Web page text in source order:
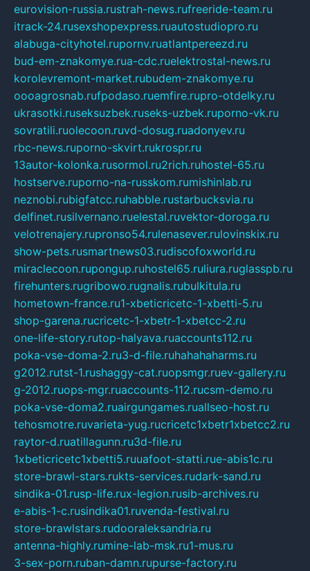
eurovision-russia.rustrah-news.rufreeride-team.ru
itrack-24.rusexshopexpress.ruautostudiopro.ru
alabuga-cityhotel.rupornv.ruatlantpereezd.ru
bud-em-znakomye.rua-cdc.ruelektrostal-news.ru
korolevremont-market.rubudem-znakomye.ru
oooagrosnab.rufpodaso.ruemfire.rupro-otdelky.ru
ukrasotki.ruseksuzbek.ruseks-uzbek.ruporno-vk.ru
sovratili.ruolecoon.ruvd-dosug.ruadonyev.ru
rbc-news.ruporno-skvirt.rukrospr.ru
13autor-kolonka.rusormol.ru2rich.ruhostel-65.ru
hostserve.ruporno-na-russkom.rumishinlab.ru
neznobi.rubigfatcc.ruhabble.rustarbucksvia.ru
delfinet.rusilvernano.ruelestal.ruvektor-doroga.ru
velotrenajery.rupronso54.rulenasever.rulovinskix.ru
show-pets.rusmartnews03.rudiscofoxworld.ru
miraclecoon.rupongup.ruhostel65.ruliura.ruglasspb.ru
firehunters.rugribowo.rugnalis.rubulkitula.ru
hometown-france.ru1-xbeticricetc-1-xbetti-5.ru
shop-garena.rucricetc-1-xbetr-1-xbetcc-2.ru
one-life-story.rutop-halyava.ruaccounts112.ru
poka-vse-doma-2.ru3-d-file.ruhahahaharms.ru
g2012.rutst-1.rushaggy-cat.ruopsmgr.ruev-gallery.ru
g-2012.ruops-mgr.ruaccounts-112.rucsm-demo.ru
poka-vse-doma2.ruairgungames.ruallseo-host.ru
tehosmotre.ruvarieta-yug.rucricetc1xbetr1xbetcc2.ru
raytor-d.ruatillagunn.ru3d-file.ru
1xbeticricetc1xbetti5.ruuafoot-statti.rue-abis1c.ru
store-brawl-stars.rukts-services.rudark-sand.ru
sindika-01.rusp-life.rux-legion.rusib-archives.ru
e-abis-1-c.rusindika01.ruvenda-festival.ru
store-brawlstars.rudooraleksandria.ru
antenna-highly.rumine-lab-msk.ru1-mus.ru
3-sex-porn.ruban-damn.rupurse-factory.ru